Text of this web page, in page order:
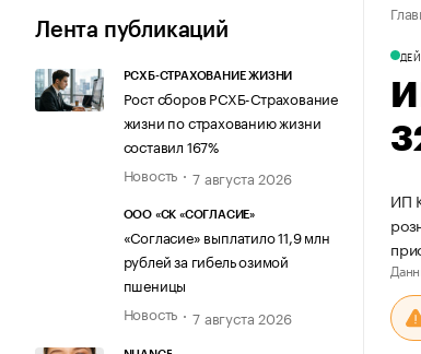
Технологии и медиа Рынок
Лента публикаций
РСХБ-СТРАХОВАНИЕ ЖИЗНИ
Рост сборов РСХБ-Страхование
жизни по страхованию жизни
составил 167%
Новость
7 августа 2026
ООО «СК «СОГЛАСИЕ»
«Согласие» выплатило 11,9 млн
рублей за гибель озимой
пшеницы
Новость
7 августа 2026
ИП